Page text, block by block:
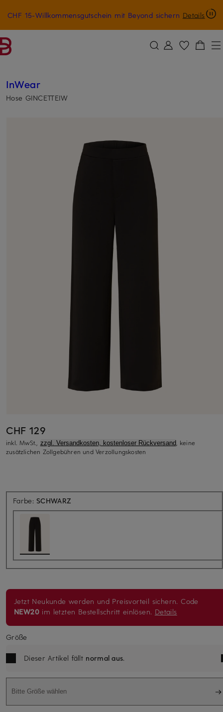
ZUM HAUPTINHALT ÜBERSPRINGEN ZUM SUCHFELD ÜBERSPRINGEN
CHF 15-Willkommensgutschein mit Beyond sichern Details
InWear
Hose GINCETTEIW
CHF 129
inkl. MwSt., zzgl. Versandkosten, kostenloser Rückversand, keine
zusätzlichen Zollgebühren und Verzollungskosten
Farbe: SCHWARZ
Jetzt Neukunde werden und Preisvorteil sichern. Code
NEW20 im letzten Bestellschritt einlösen. Details
Größe
Dieser Artikel fällt normal aus.
Bitte Größe wählen